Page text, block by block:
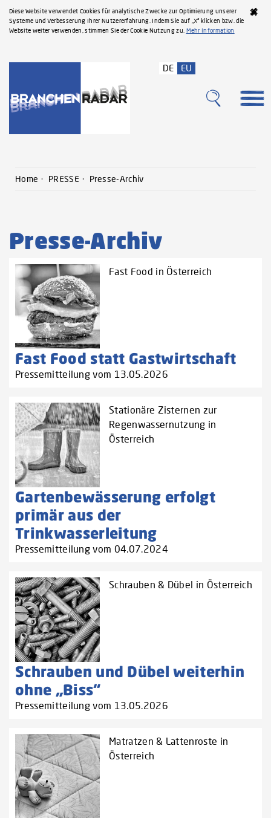
Diese Website verwendet Cookies für analytische Zwecke zur Optimierung unserer
Systeme und Verbesserung Ihrer Nutzererfahrung. Indem Sie auf „X“ klicken bzw. die
Website weiter verwenden, stimmen Sie der Cookie Nutzung zu. Mehr Information
DE EU
Home PRESSE Presse-Archiv
Presse-Archiv
Fast Food in Österreich
Fast Food statt Gastwirtschaft
Pressemitteilung vom 13.05.2026
Stationäre Zisternen zur
Regenwassernutzung in
Österreich
Gartenbewässerung erfolgt
primär aus der
Trinkwasserleitung
Pressemitteilung vom 04.07.2024
Schrauben & Dübel in Österreich
Schrauben und Dübel weiterhin
ohne „Biss“
Pressemitteilung vom 13.05.2026
Matratzen & Lattenroste in
Österreich